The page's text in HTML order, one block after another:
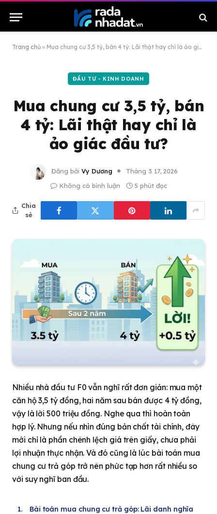
Trang chủ » Mua chung cư 3,5 tỷ, bán 4 tỷ: Lãi thật hay chỉ là ảo giác đầu tư?
ĐẦU TƯ - KINH DOANH
Mua chung cư 3,5 tỷ, bán
4 tỷ: Lãi thật hay chỉ là
ảo giác đầu tư?
Đăng bởi Vy Dương
Tháng 3 17, 2026
Không có bình luận
5 phút đọc
Chia
sẻ
Nhiều nhà đầu tư F0 vẫn nghĩ rất đơn giản: mua một
căn hộ 3,5 tỷ đồng, hai năm sau bán được 4 tỷ đồng,
vậy là lời 500 triệu đồng. Nghe qua thì hoàn toàn
hợp lý. Nhưng nếu nhìn đúng bản chất tài chính, đây
mới chỉ là phần chênh lệch giá trên giấy, chưa phải
lợi nhuận thực nhận. Và đó cũng là lúc bài toán mua
chung cư trả góp trở nên phức tạp hơn rất nhiều so
với suy nghĩ ban đầu.
Bài toán mua chung cư trả góp: Lãi danh nghĩa